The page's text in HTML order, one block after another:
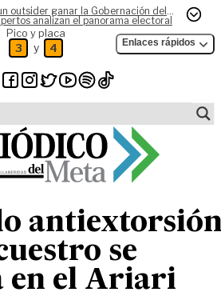
outsider ganar la Gobernación del
analizan el panorama electoral
Pico y placa
3 y 4 Enlaces rápidos
se
en el Ariari